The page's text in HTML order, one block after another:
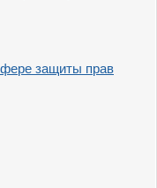
защиты прав